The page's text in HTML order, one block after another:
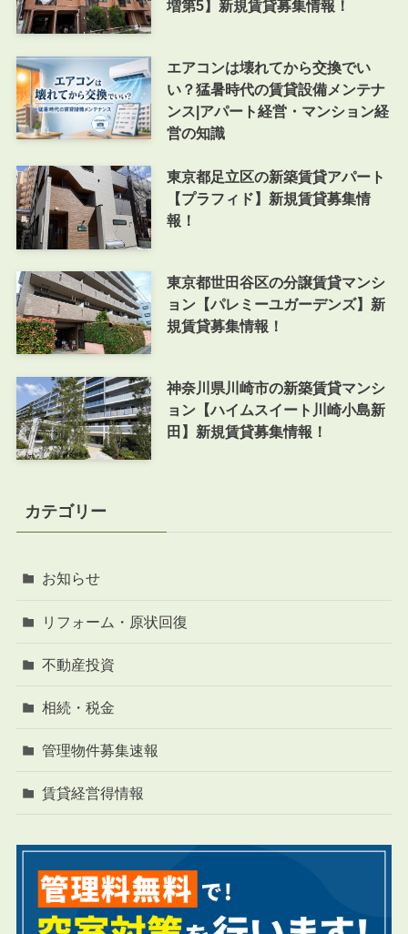
増第5】新規賃貸募集情報！
エアコンは壊れてから交換でい
い？猛暑時代の賃貸設備メンテナ
ンス|アパート経営・マンション経
営の知識
東京都足立区の新築賃貸アパート
【プラフィド】新規賃貸募集情
報！
東京都世田谷区の分譲賃貸マンシ
ョン【パレミーユガーデンズ】新
規賃貸募集情報！
神奈川県川崎市の新築賃貸マンシ
ョン【ハイムスイート川崎小島新
田】新規賃貸募集情報！
カテゴリー
お知らせ
リフォーム・原状回復
不動産投資
相続・税金
管理物件募集速報
賃貸経営得情報